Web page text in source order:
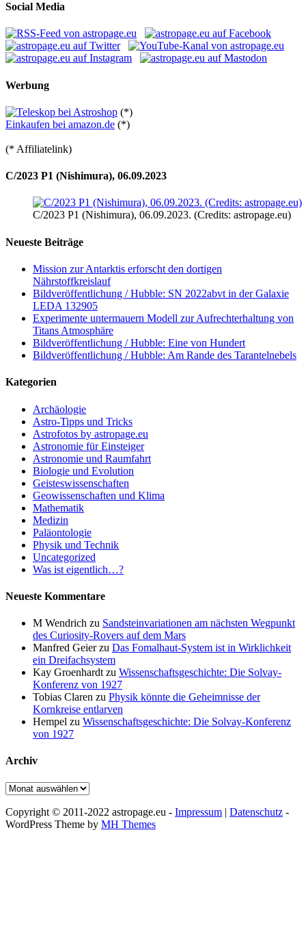
Social Media
Werbung
(*)
Einkaufen bei amazon.de (*)
(* Affiliatelink)
C/2023 P1 (Nishimura), 06.09.2023
C/2023 P1 (Nishimura), 06.09.2023. (Credits: astropage.eu)
Neueste Beiträge
Mission zur Antarktis erforscht den dortigen
Nährstoffkreislauf
Bildveröffentlichung / Hubble: SN 2022abvt in der Galaxie
LEDA 132905
Experimente untermauern Modell zur Aufrechterhaltung von
Titans Atmosphäre
Bildveröffentlichung / Hubble: Eine von Hundert
Bildveröffentlichung / Hubble: Am Rande des Tarantelnebels
Kategorien
Archäologie
Astro-Tipps und Tricks
Astrofotos by astropage.eu
Astronomie für Einsteiger
Astronomie und Raumfahrt
Biologie und Evolution
Geisteswissenschaften
Geowissenschaften und Klima
Mathematik
Medizin
Paläontologie
Physik und Technik
Uncategorized
Was ist eigentlich…?
Neueste Kommentare
M Wendrich zu Sandsteinvariationen am nächsten Wegpunkt
des Curiosity-Rovers auf dem Mars
Manfred Geierzu Das Fomalhaut-System ist in Wirklichkeit
ein Dreifachsystem
Kay Groenhardt zu Wissenschaftsgeschichte: Die Solvay-
Konferenz von 1927
Tobias Claren zu Physik könnte die Geheimnisse der
Kornkreise entlarven
Hempel zu Wissenschaftsgeschichte: Die Solvay-Konferenz
von 1927
Archiv
Archiv
Copyright © 2011-2022 astropage.eu - Impressum | Datenschutz -
WordPress Theme by MH Themes